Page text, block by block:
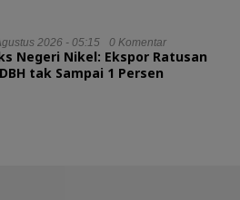
2026 - 05:15 0 Komentar
Negeri Nikel: Ekspor Ratusan
tak Sampai 1 Persen